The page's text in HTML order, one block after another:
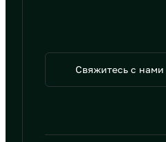
Свяжитесь с нами